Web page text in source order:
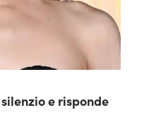
e risponde